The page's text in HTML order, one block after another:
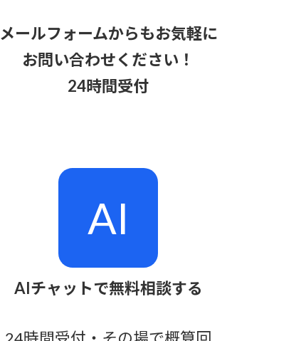
メールフォームからもお気軽に
お問い合わせください！
24時間受付
AI
AIチャットで無料相談する